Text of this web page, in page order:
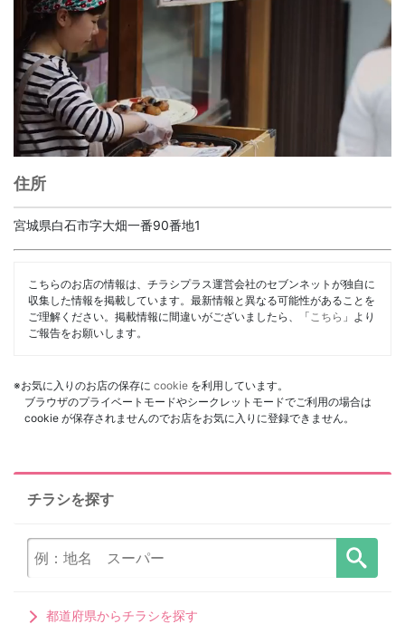
住所
宮城県白石市字大畑一番90番地1
こちらのお店の情報は、チラシプラス運営会社のセブンネットが独自に
収集した情報を掲載しています。最新情報と異なる可能性があることを
ご理解ください。掲載情報に間違いがございましたら、「 こちら 」より
ご報告をお願いします。
※お気に入りのお店の保存に cookie を利用しています。
ブラウザのプライベートモードやシークレットモードでご利用の場合は
cookie が保存されませんのでお店をお気に入りに登録できません。
チラシを探す
都道府県からチラシを探す